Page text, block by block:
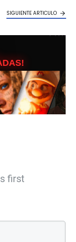
SIGUIENTE ARTICULO
first